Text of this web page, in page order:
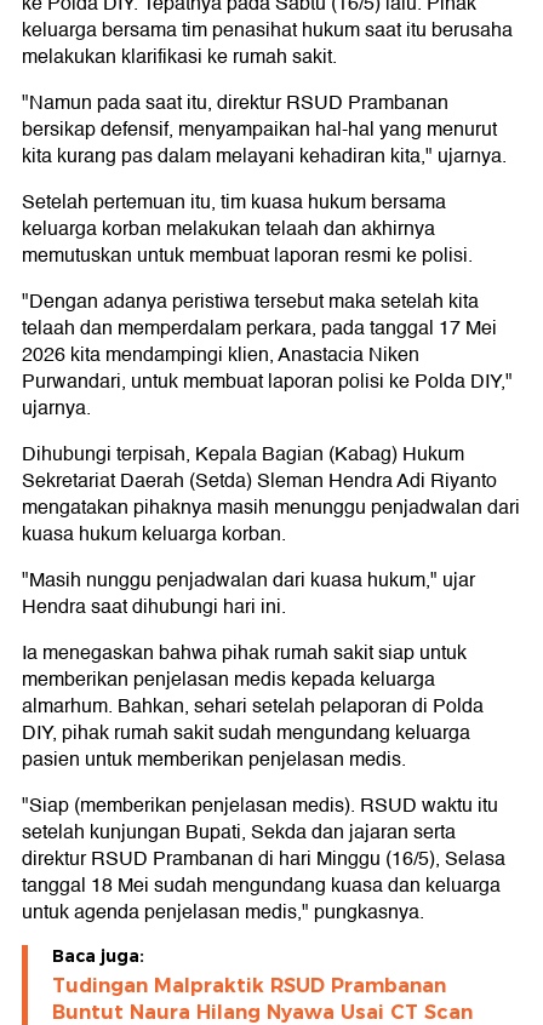
keluarga bersama tim penasihat hukum saat itu berusaha
melakukan klarifikasi ke rumah sakit.
"Namun pada saat itu, direktur RSUD Prambanan
bersikap defensif, menyampaikan hal-hal yang menurut
kita kurang pas dalam melayani kehadiran kita," ujarnya.
Setelah pertemuan itu, tim kuasa hukum bersama
keluarga korban melakukan telaah dan akhirnya
memutuskan untuk membuat laporan resmi ke polisi.
"Dengan adanya peristiwa tersebut maka setelah kita
telaah dan memperdalam perkara, pada tanggal 17 Mei
2026 kita mendampingi klien, Anastacia Niken
Purwandari, untuk membuat laporan polisi ke Polda DIY,"
ujarnya.
Dihubungi terpisah, Kepala Bagian (Kabag) Hukum
Sekretariat Daerah (Setda) Sleman Hendra Adi Riyanto
mengatakan pihaknya masih menunggu penjadwalan dari
kuasa hukum keluarga korban.
"Masih nunggu penjadwalan dari kuasa hukum," ujar
Hendra saat dihubungi hari ini.
Ia menegaskan bahwa pihak rumah sakit siap untuk
memberikan penjelasan medis kepada keluarga
almarhum. Bahkan, sehari setelah pelaporan di Polda
DIY, pihak rumah sakit sudah mengundang keluarga
pasien untuk memberikan penjelasan medis.
"Siap (memberikan penjelasan medis). RSUD waktu itu
setelah kunjungan Bupati, Sekda dan jajaran serta
direktur RSUD Prambanan di hari Minggu (16/5), Selasa
tanggal 18 Mei sudah mengundang kuasa dan keluarga
untuk agenda penjelasan medis," pungkasnya.
Baca juga:
Tudingan Malpraktik RSUD Prambanan
Buntut Naura Hilang Nyawa Usai CT Scan